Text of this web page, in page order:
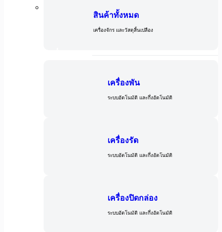
สินค้าทั้งหมด
เครื่องจักร และวัสดุสิ้นเปลือง
เครื่องพัน
ระบบอัตโนมัติ และกึ่งอัตโนมัติ
เครื่องรัด
ระบบอัตโนมัติ และกึ่งอัตโนมัติ
เครื่องปิดกล่อง
ระบบอัตโนมัติ และกึ่งอัตโนมัติ